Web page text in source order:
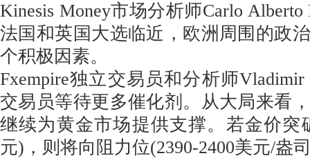
Kinesis Money市场分析师Carlo Alberto
法国和英国大选临近，欧洲周围的政
个积极因素。
Fxempire独立交易员和分析师
交易员等待更多催化剂。从大局来看
继续为黄金市场提供支撑。若金价突
元)，则将向阻力位(2390-2400美元/盎